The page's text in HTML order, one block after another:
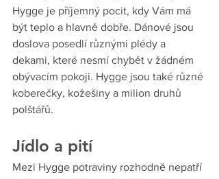
Hygge je příjemný pocit, kdy Vám má
být teplo a hlavně dobře. Dánové jsou
doslova posedlí různými plédy a
dekami, které nesmí chybět v žádném
obývacím pokoji. Hygge jsou také různé
koberečky, kožešiny a milion druhů
polštářů.
Jídlo a pití
Mezi Hygge potraviny rozhodně nepatří